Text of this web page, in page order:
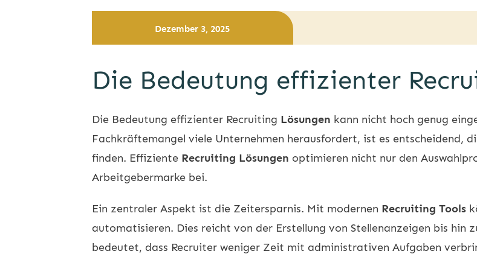
Dezember 3, 2025
Die Bedeutung effizienter
Die Bedeutung effizienter Recruiting Lösungen kann nicht hoch genug
Fachkräftemangel viele Unternehmen herausfordert, ist es entscheidend,
finden. Effiziente Recruiting Lösungen optimieren nicht nur den
Arbeitgebermarke bei.
Ein zentraler Aspekt ist die Zeitersparnis. Mit modernen Recruiting Tools
automatisieren. Dies reicht von der Erstellung von Stellenanzeigen bis hin
bedeutet, dass Recruiter weniger Zeit mit administrativen Aufgaben